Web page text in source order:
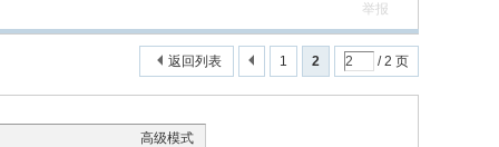
举报
1 2 / 2 页
返回列表
高级模式